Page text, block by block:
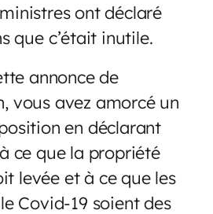
ont déclaré
que c’était inutile.
annonce de
vous avez amorcé un
en déclarant
ce que la propriété
levée et à ce que les
Covid-19 soient des